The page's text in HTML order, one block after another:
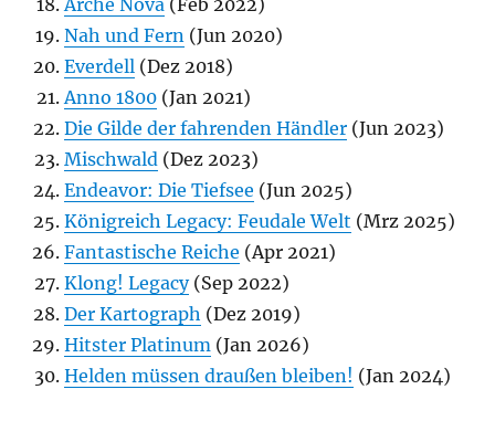
Nah und Fern (Jun 2020)
Everdell (Dez 2018)
Anno 1800 (Jan 2021)
Die Gilde der fahrenden Händler (Jun 2023)
Mischwald (Dez 2023)
Endeavor: Die Tiefsee (Jun 2025)
Königreich Legacy: Feudale Welt (Mrz 2025)
Fantastische Reiche (Apr 2021)
Klong! Legacy(Sep 2022)
Der Kartograph (Dez 2019)
Hitster Platinum (Jan 2026)
Helden müssen draußen bleiben! (Jan 2024)